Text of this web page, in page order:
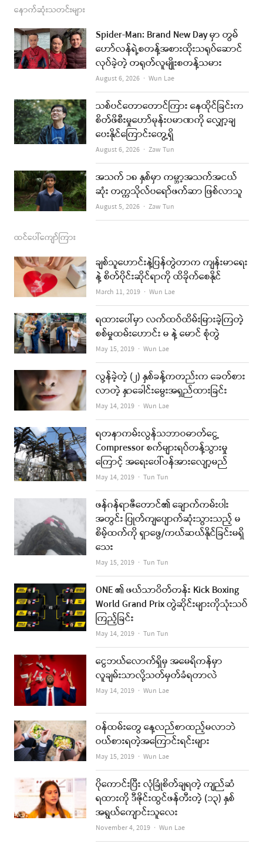
c
e
b
o
k
s
t
a
g
a
m
s
t
u
b
e
i
l
နောက်ဆုံးသတင်းများ
Spider-Man: Brand New Day မှာ တွမ်
ဟော်လန်ရဲ့စတန့်အစားထိုးသရုပ်ဆောင်
လုပ်ခဲ့တဲ့ တရုတ်လူမျိုးစတန့်သမား
August 6, 2026 Author
Wun Lae
သစ်ပင်တောတောင်ကြား နေထိုင်ခြင်းက
စိတ်ဖိစီးမှုဟော်မုန်းပမာဏကို လျှော့ချ
ပေးနိုင်ကြောင်းတွေ့ရှိ
August 6, 2026 Author
Zaw Tun
အသက် ၁၈ နှစ်မှာ ကမ္ဘာ့အသက်အငယ်
ဆုံး တက္ကသိုလ်ပရော်ဖက်ဆာ ဖြစ်လာသူ
August 5, 2026 Author
Zaw Tun
ထင်ပေါ်ကျော်ကြား
ချစ်သူဟောင်းနဲ့ပြန်တွဲတာက ကျန်းမာရေး
နဲ့ စိတ်ပိုင်းဆိုင်ရာကို ထိခိုက်စေနိုင်
March 11, 2019 Author
Wun Lae
ရထားပေါ်မှာ လက်ထပ်ထိမ်းမြားခဲ့ကြတဲ့
စစ်မှုထမ်းဟောင်း မ နဲ့ မောင် စုံတွဲ
May 15, 2019 Author
Wun Lae
လွန်ခဲ့တဲ့ (၂) နှစ်ခန့်ကတည်းက ခေတ်စား
လာတဲ့ နှာခေါင်းမွေးအရှည်ထားခြင်း
May 14, 2019 Author
Wun Lae
ရတနာကမ်းလွန်သဘာဝဓာတ်ငွေ့
Compressor စက်များရပ်တန့်သွားမှု
ကြောင့် အရေးပေါ်ဝန်အားလျော့မည်
May 14, 2019 Author
Tun Tun
ဖန်ဂန်ရာဇီတောင်၏ ချောက်ကမ်းပါး
အတွင်း ပြုတ်ကျပျောက်ဆုံးသွားသည့် မ
စိမ့်ထက်ကို ရှာဖွေ/ကယ်ဆယ်နိုင်ခြင်းမရှိ
သေး
May 15, 2019 Author
Tun Tun
ONE ၏ ဖယ်သာဝိတ်တန်း Kick Boxing
World Grand Prix တွဲဆိုင်းများကိုသုံးသပ်
ကြည့်ခြင်း
May 14, 2019 Author
Tun Tun
ငွေဘယ်လောက်ရှိမှ အမေရိကန်မှာ
လူချမ်းသာလို့သတ်မှတ်ခံရတာလဲ
May 14, 2019 Author
Wun Lae
ဝန်ထမ်းတွေ နေ့လည်စာထည့်မလာဘဲ
ဝယ်စားရတဲ့အကြောင်းရင်းများ
May 15, 2019 Author
Wun Lae
ပိုကောင်းပြီး လုံခြုံစိတ်ချရတဲ့ ကျည်ဆံ
ရထားကို ဒီဇိုင်းထွင်ဖန်တီးတဲ့ (၁၃) နှစ်
အရွယ်ကျောင်းသူလေး
November 4, 2019 Author
Wun Lae